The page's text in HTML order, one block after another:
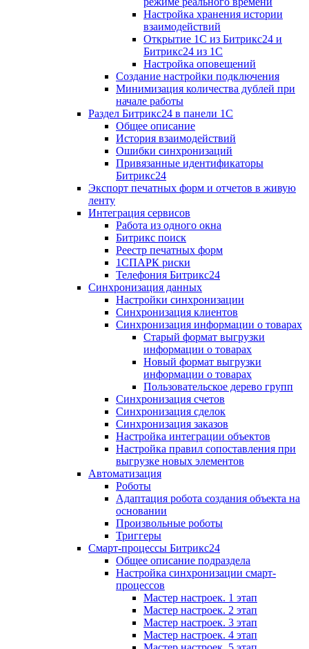
Настройка хранения истории
взаимодействий
Открытие 1С из Битрикс24 и
Битрикс24 из 1С
Настройка оповещений
Создание настройки подключения
Минимизация количества дублей при
начале работы
Раздел Битрикс24 в панели 1С
Общее описание
История взаимодействий
Ошибки синхронизаций
Привязанные идентификаторы
Битрикс24
Экспорт печатных форм и отчетов в живую
ленту
Интеграция сервисов
Работа из одного окна
Битрикс поиск
Реестр печатных форм
1СПАРК риски
Телефония Битрикс24
Синхронизация данных
Настройки синхронизации
Синхронизация клиентов
Синхронизация информации о товарах
Старый формат выгрузки
информации о товарах
Новый формат выгрузки
информации о товарах
Пользовательское дерево групп
Синхронизация счетов
Синхронизация сделок
Синхронизация заказов
Настройка интеграции объектов
Настройка правил сопоставления при
выгрузке новых элементов
Автоматизация
Роботы
Адаптация робота создания объекта на
основании
Произвольные роботы
Триггеры
Смарт-процессы Битрикс24
Общее описание подраздела
Настройка синхронизации смарт-
процессов
Мастер настроек. 1 этап
Мастер настроек. 2 этап
Мастер настроек. 3 этап
Мастер настроек. 4 этап